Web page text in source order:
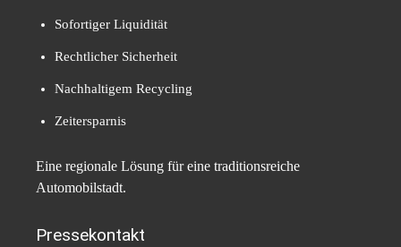
Sofortiger Liquidität
Rechtlicher Sicherheit
Nachhaltigem Recycling
Zeitersparnis
Eine regionale Lösung für eine traditionsreiche
Automobilstadt.
Pressekontakt